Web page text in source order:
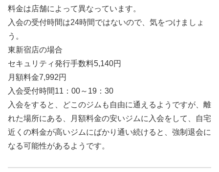
料金は店舗によって異なっています。
入会の受付時間は24時間ではないので、気をつけましょ
う。
東新宿店の場合
セキュリティ発行手数料5,140円
月額料金7,992円
入会受付時間11：00～19：30
入会をすると、どこのジムも自由に通えるようですが、離
れた場所にある、月額料金の安いジムに入会をして、自宅
近くの料金が高いジムにばかり通い続けると、強制退会に
なる可能性があるようです。